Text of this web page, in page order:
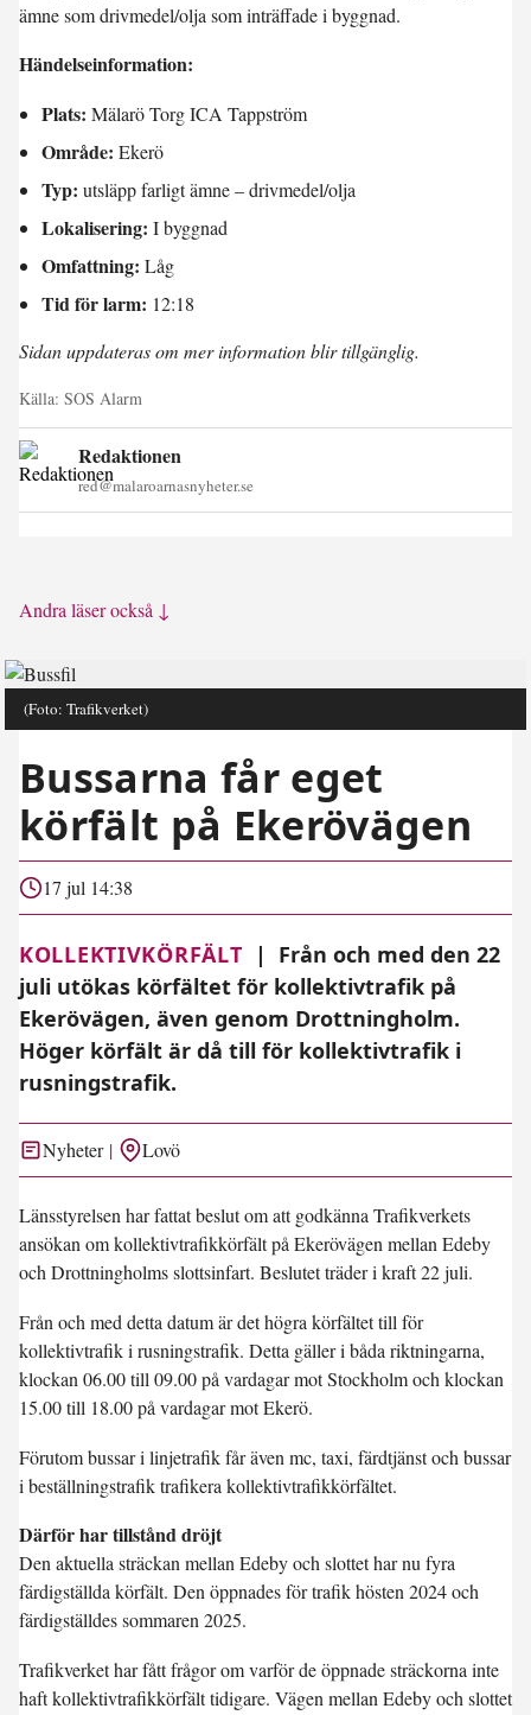
ämne som drivmedel/olja som inträffade i byggnad.
Händelseinformation:
Plats: Mälarö Torg ICA Tappström
Område: Ekerö
Typ: utsläpp farligt ämne – drivmedel/olja
Lokalisering: I byggnad
Omfattning: Låg
Tid för larm: 12:18
Sidan uppdateras om mer information blir tillgänglig.
Källa: SOS Alarm
Redaktionen
red@malaroarnasnyheter.se
Andra läser också ↓
(Foto: Trafikverket)
Bussarna får eget
körfält på Ekerövägen
17 jul 14:38
KOLLEKTIVKÖRFÄLT |
Från och med den 22
juli utökas körfältet för kollektivtrafik på
Ekerövägen, även genom Drottningholm.
Höger körfält är då till för kollektivtrafik i
rusningstrafik.
Nyheter Lovö
Länsstyrelsen har fattat beslut om att godkänna Trafikverkets
ansökan om kollektivtrafikkörfält på Ekerövägen mellan Edeby
och Drottningholms slottsinfart. Beslutet träder i kraft 22 juli.
Från och med detta datum är det högra körfältet till för
kollektivtrafik i rusningstrafik. Detta gäller i båda riktningarna,
klockan 06.00 till 09.00 på vardagar mot Stockholm och klockan
15.00 till 18.00 på vardagar mot Ekerö.
Förutom bussar i linjetrafik får även mc, taxi, färdtjänst och bussar
i beställningstrafik trafikera kollektivtrafikkörfältet.
Därför har tillstånd dröjt
Den aktuella sträckan mellan Edeby och slottet har nu fyra
färdigställda körfält. Den öppnades för trafik hösten 2024 och
färdigställdes sommaren 2025.
Trafikverket har fått frågor om varför de öppnade sträckorna inte
haft kollektivtrafikkörfält tidigare. Vägen mellan Edeby och slottet